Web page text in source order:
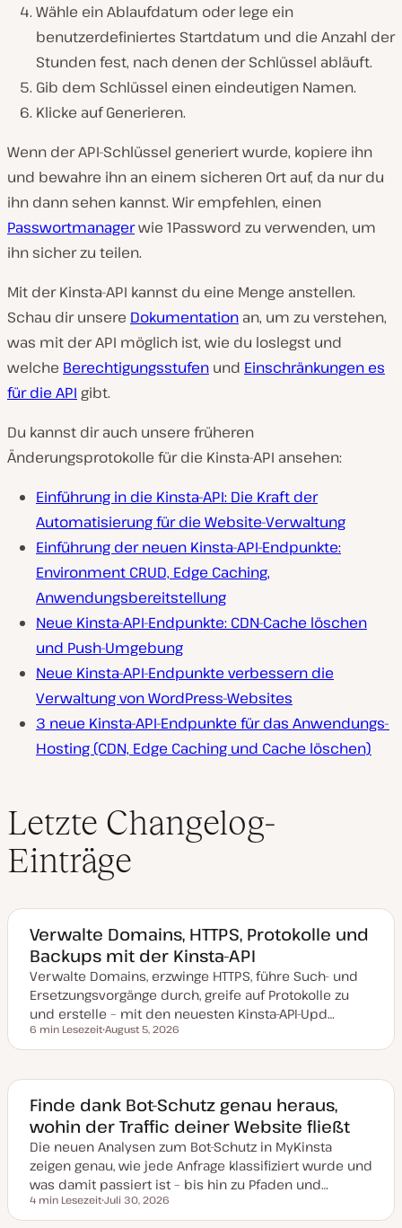
Wähle ein Ablaufdatum oder lege ein
benutzerdefiniertes Startdatum und die Anzahl der
Stunden fest, nach denen der Schlüssel abläuft.
Gib dem Schlüssel einen eindeutigen Namen.
Klicke auf Generieren.
Wenn der API-Schlüssel generiert wurde, kopiere ihn
und bewahre ihn an einem sicheren Ort auf, da nur du
ihn dann sehen kannst. Wir empfehlen, einen
Passwortmanagerwie 1Password zu verwenden, um
ihn sicher zu teilen.
Mit der Kinsta-API kannst du eine Menge anstellen.
Schau dir unsere Dokumentation an, um zu verstehen,
was mit der API möglich ist, wie du loslegst und
welche Berechtigungsstufen und Einschränkungen es
für die API gibt.
Du kannst dir auch unsere früheren
Änderungsprotokolle für die Kinsta-API ansehen:
Einführung in die Kinsta-API: Die Kraft der
Automatisierung für die Website-Verwaltung
Einführung der neuen Kinsta-API-Endpunkte:
Environment CRUD, Edge Caching,
Anwendungsbereitstellung
Neue Kinsta-API-Endpunkte: CDN-Cache löschen
und Push-Umgebung
Neue Kinsta-API-Endpunkte verbessern die
Verwaltung von WordPress-Websites
3 neue Kinsta-API-Endpunkte für das Anwendungs-
Hosting (CDN, Edge Caching und Cache löschen)
Letzte Changelog-
Einträge
Verwalte Domains, HTTPS, Protokolle und
Backups mit der Kinsta-API
Verwalte Domains, erzwinge HTTPS, führe Such- und
Ersetzungsvorgänge durch, greife auf Protokolle zu
und erstelle – mit den neuesten Kinsta-API-Upd…
Lesezeit
6 min Lesezeit
a
a
k
t
u
a
i
s
i
e
August 5, 2026
Finde dank Bot-Schutz genau heraus,
wohin der Traffic deiner Website fließt
Die neuen Analysen zum Bot-Schutz in MyKinsta
zeigen genau, wie jede Anfrage klassifiziert wurde und
was damit passiert ist – bis hin zu Pfaden und…
Lesezeit
4 min Lesezeit
a
Juli 30, 2026